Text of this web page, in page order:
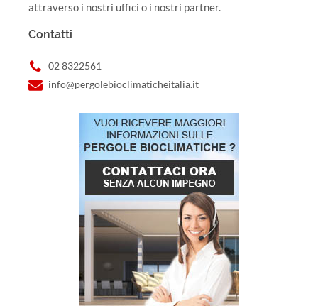
attraverso i nostri uffici o i nostri partner.
Contatti
02 8322561
info@pergolebioclimaticheitalia.it